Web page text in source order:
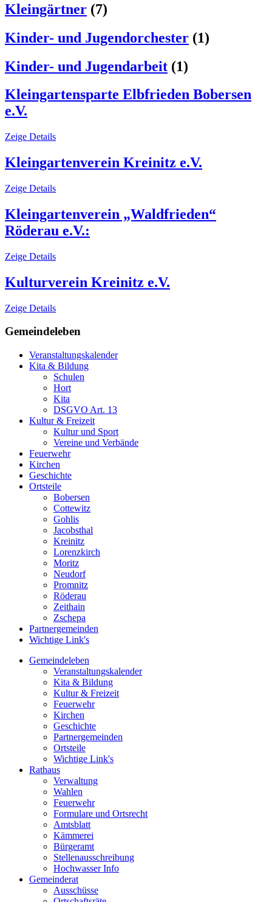
Kleingärtner (7)
Kinder- und Jugendorchester (1)
Kinder- und Jugendarbeit (1)
Kleingartensparte Elbfrieden Bobersen
e.V.
Zeige Details
Kleingartenverein Kreinitz e.V.
Zeige Details
Kleingartenverein „Waldfrieden“
Röderau e.V.:
Zeige Details
Kulturverein Kreinitz e.V.
Zeige Details
Gemeindeleben
Veranstaltungskalender
Kita & Bildung
Schulen
Hort
Kita
DSGVO Art. 13
Kultur & Freizeit
Kultur und Sport
Vereine und Verbände
Feuerwehr
Kirchen
Geschichte
Ortsteile
Bobersen
Cottewitz
Gohlis
Jacobsthal
Kreinitz
Lorenzkirch
Moritz
Neudorf
Promnitz
Röderau
Zeithain
Zschepa
Partnergemeinden
Wichtige Link's
Gemeindeleben
Veranstaltungskalender
Kita & Bildung
Kultur & Freizeit
Feuerwehr
Kirchen
Geschichte
Partnergemeinden
Ortsteile
Wichtige Link's
Rathaus
Verwaltung
Wahlen
Feuerwehr
Formulare und Ortsrecht
Amtsblatt
Kämmerei
Bürgeramt
Stellenausschreibung
Hochwasser Info
Gemeinderat
Ausschüsse